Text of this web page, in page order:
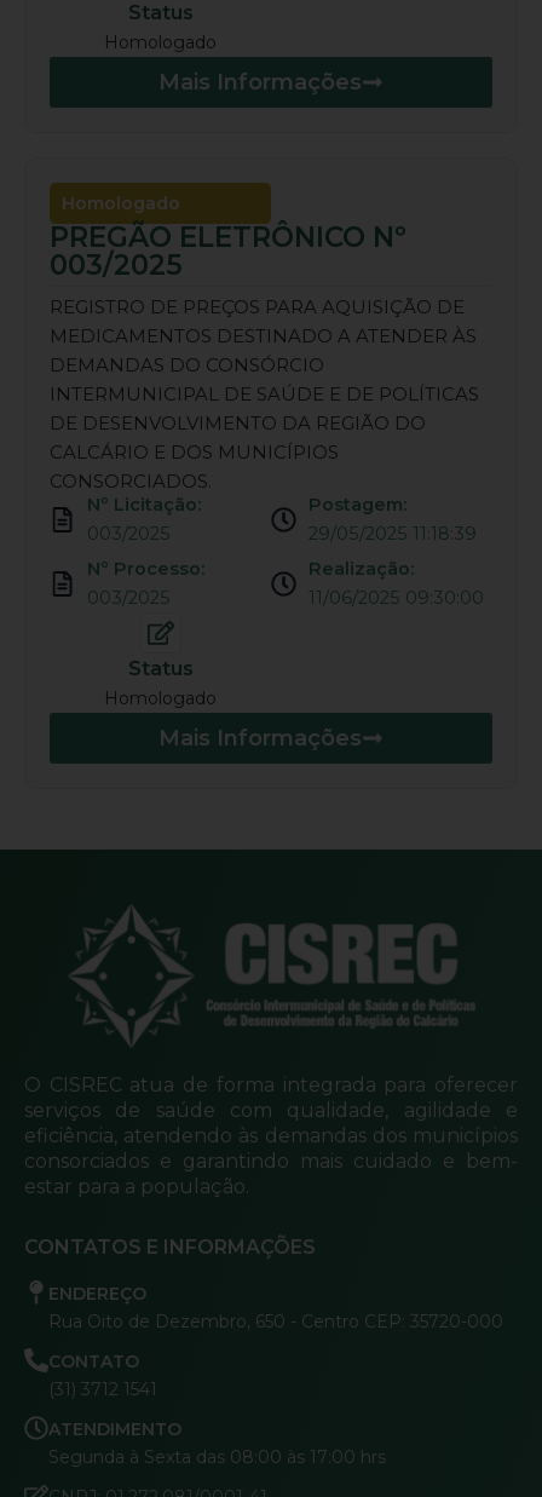
Status
Homologado
Mais Informações
Homologado
PREGÃO ELETRÔNICO Nº
003/2025
REGISTRO DE PREÇOS PARA AQUISIÇÃO DE
MEDICAMENTOS DESTINADO A ATENDER ÀS
DEMANDAS DO CONSÓRCIO
INTERMUNICIPAL DE SAÚDE E DE POLÍTICAS
DE DESENVOLVIMENTO DA REGIÃO DO
CALCÁRIO E DOS MUNICÍPIOS
CONSORCIADOS.
Nº Licitação:
003/2025
Nº Processo:
003/2025
Postagem:
29/05/2025 11:18:39
Realização:
11/06/2025 09:30:00
Status
Homologado
Mais Informações
O CISREC atua de forma integrada para oferecer
serviços de saúde com qualidade, agilidade e
eficiência, atendendo às demandas dos municípios
consorciados e garantindo mais cuidado e bem-
estar para a população.
CONTATOS E INFORMAÇÕES
ENDEREÇO
Rua Oito de Dezembro, 650 - Centro CEP: 35720-000
CONTATO
(31) 3712 1541
ATENDIMENTO
Segunda à Sexta das 08:00 às 17:00 hrs